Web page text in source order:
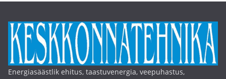
Energiasäästlik ehitus, taastuvenergia, veepuhastus,